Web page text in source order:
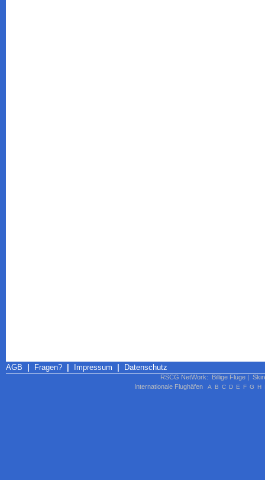
AGB Fragen? Impressum Datenschutz
RSCG NetWork: Billige Flüge |
Internationale Flughäfen
A B C D E F G H